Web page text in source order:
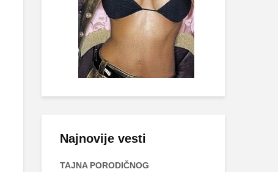
Najnovije vesti
TAJNA PORODIČNOG